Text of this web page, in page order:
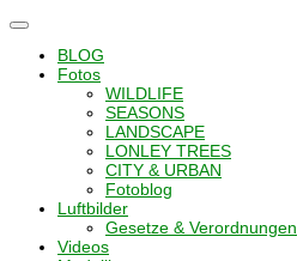
Navigation
umschalten
BLOG
Fotos
WILDLIFE
SEASONS
LANDSCAPE
LONLEY TREES
CITY & URBAN
Fotoblog
Luftbilder
Gesetze & Verordnungen
Videos